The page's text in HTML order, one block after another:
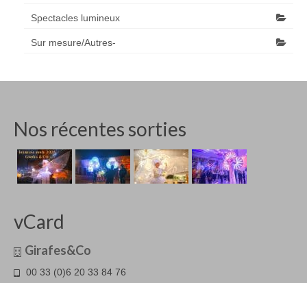
Spectacles lumineux
Sur mesure/Autres-
Nos récentes sorties
vCard
Girafes&Co
00 33 (0)6 20 33 84 76